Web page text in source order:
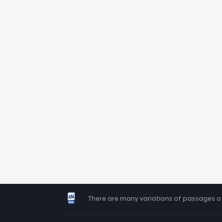
There are many variations of passages